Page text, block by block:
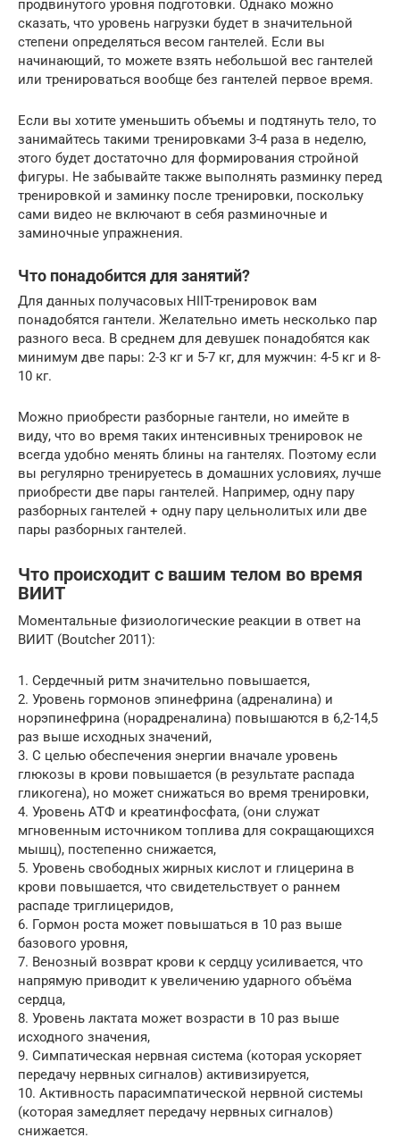
продвинутого уровня подготовки. Однако можно
сказать, что уровень нагрузки будет в значительной
степени определяться весом гантелей. Если вы
начинающий, то можете взять небольшой вес гантелей
или тренироваться вообще без гантелей первое время.
Если вы хотите уменьшить объемы и подтянуть тело, то
занимайтесь такими тренировками 3-4 раза в неделю,
этого будет достаточно для формирования стройной
фигуры. Не забывайте также выполнять разминку перед
тренировкой и заминку после тренировки, поскольку
сами видео не включают в себя разминочные и
заминочные упражнения.
Что понадобится для занятий?
Для данных получасовых HIIT-тренировок вам
понадобятся гантели. Желательно иметь несколько пар
разного веса. В среднем для девушек понадобятся как
минимум две пары: 2-3 кг и 5-7 кг, для мужчин: 4-5 кг и 8-
10 кг.
Можно приобрести разборные гантели, но имейте в
виду, что во время таких интенсивных тренировок не
всегда удобно менять блины на гантелях. Поэтому если
вы регулярно тренируетесь в домашних условиях, лучше
приобрести две пары гантелей. Например, одну пару
разборных гантелей + одну пару цельнолитых или две
пары разборных гантелей.
Что происходит с вашим телом во время
ВИИТ
Моментальные физиологические реакции в ответ на
ВИИТ (Boutcher 2011):
1. Сердечный ритм значительно повышается,
2. Уровень гормонов эпинефрина (адреналина) и
норэпинефрина (норадреналина) повышаются в 6,2-14,5
раз выше исходных значений,
3. С целью обеспечения энергии вначале уровень
глюкозы в крови повышается (в результате распада
гликогена), но может снижаться во время тренировки,
4. Уровень АТФ и креатинфосфата, (они служат
мгновенным источником топлива для сокращающихся
мышц), постепенно снижается,
5. Уровень свободных жирных кислот и глицерина в
крови повышается, что свидетельствует о раннем
распаде триглицеридов,
6. Гормон роста может повышаться в 10 раз выше
базового уровня,
7. Венозный возврат крови к сердцу усиливается, что
напрямую приводит к увеличению ударного объёма
сердца,
8. Уровень лактата может возрасти в 10 раз выше
исходного значения,
9. Симпатическая нервная система (которая ускоряет
передачу нервных сигналов) активизируется,
10. Активность парасимпатической нервной системы
(которая замедляет передачу нервных сигналов)
снижается.